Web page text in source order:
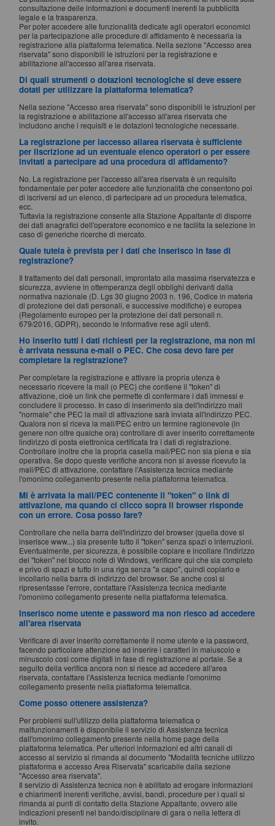
consultazione delle informazioni e documenti inerenti la pubblicità
legale e la trasparenza.
Per poter accedere alle funzionalità dedicate agli operatori economici
per la partecipazione alle procedure di affidamento è necessaria la
registrazione alla piattaforma telematica. Nella sezione "Accesso area
riservata" sono disponibili le istruzioni per la registrazione e
abilitazione all'accesso all'area riservata.
Di quali strumenti o dotazioni tecnologiche si deve essere
dotati per utilizzare la piattaforma telematica?
Nella sezione "Accesso area riservata" sono disponibili le istruzioni per
la registrazione e abilitazione all'accesso all'area riservata che
includono anche i requisiti e le dotazioni tecnologiche necessarie.
La registrazione per laccesso allarea riservata è sufficiente
per liscrizione ad un eventuale elenco operatori o per essere
invitati a partecipare ad una procedura di affidamento?
No. La registrazione per l'accesso all'area riservata è un requisito
fondamentale per poter accedere alle funzionalità che consentono poi
di iscriversi ad un elenco, di partecipare ad un procedura telematica,
ecc.
Tuttavia la registrazione consente alla Stazione Appaltante di disporre
dei dati anagrafici dell'operatore economico e ne facilita la selezione in
caso di generiche ricerche di mercato.
Quale tutela è prevista per i dati che inserisco in fase di
registrazione?
Il trattamento dei dati personali, improntato alla massima riservatezza e
sicurezza, avviene in ottemperanza degli obblighi derivanti dalla
normativa nazionale (D. Lgs 30 giugno 2003 n. 196, Codice in materia
di protezione dei dati personali, e successive modifiche) e europea
(Regolamento europeo per la protezione dei dati personali n.
679/2016, GDPR), secondo le informative rese agli utenti.
Ho inserito tutti i dati richiesti per la registrazione, ma non mi
è arrivata nessuna e-mail o PEC. Che cosa devo fare per
completare la registrazione?
Per completare la registrazione e attivare la propria utenza è
necessario ricevere la mail (o PEC) che contiene il "token" di
attivazione, cioè un link che permette di confermare i dati immessi e
concludere il processo. In caso di inserimento sia dell'indirizzo mail
"normale" che PEC la mail di attivazione sarà inviata all'indirizzo PEC.
Qualora non si riceva la mail/PEC entro un termine ragionevole (in
genere non oltre qualche ora) controllare di aver inserito correttamente
lindirizzo di posta elettronica certificata tra i dati di registrazione.
Controllare inoltre che la propria casella mail/PEC non sia piena e sia
operativa. Se dopo queste verifiche ancora non si avesse ricevuto la
mail/PEC di attivazione, contattare l'Assistenza tecnica mediante
l'omonimo collegamento presente nella piattaforma telematica.
Mi è arrivata la mail/PEC contenente il "token" o link di
attivazione, ma quando ci clicco sopra il browser risponde
con un errore. Cosa posso fare?
Controllare che nella barra dell'indirizzo del browser (quella dove si
inserisce www...) sia presente tutto il "token" senza spazi o interruzioni.
Eventualmente, per sicurezza, è possibile copiare e incollare l'indirizzo
del "token" nel blocco note di Windows, verificare qui che sia completo
e privo di spazi e tutto in una riga senza "a capo", quindi copiarlo e
incollarlo nella barra di indirizzo del browser. Se anche così si
ripresentasse l'errore, contattare l'Assistenza tecnica mediante
l'omonimo collegamento presente nella piattaforma telematica.
Inserisco nome utente e password ma non riesco ad accedere
all'area riservata
Verificare di aver inserito correttamente il nome utente e la password,
facendo particolare attenzione ad inserire i caratteri in maiuscolo e
minuscolo così come digitati in fase di registrazione al portale. Se a
seguito della verifica ancora non si riesce ad accedere all'area
riservata, contattare l'Assistenza tecnica mediante l'omonimo
collegamento presente nella piattaforma telematica.
Come posso ottenere assistenza?
Per problemi sull'utilizzo della piattaforma telematica o
malfunzionamenti è disponibile il servizio di Assistenza tecnica
dall'omonimo collegamento presente nella home page della
piattaforma telematica. Per ulteriori informazioni ed altri canali di
accesso al servizio si rimanda al documento "Modalità tecniche utilizzo
piattaforma e accesso Area Riservata" scaricabile dalla sezione
"Accesso area riservata".
Il servizio di Assistenza tecnica non è abilitato ad erogare informazioni
e chiarimenti inerenti verifiche, avvisi, bandi, procedure per i quali si
rimanda ai punti di contatto della Stazione Appaltante, ovvero alle
indicazioni presenti nel bando/disciplinare di gara o nella lettera di
invito.